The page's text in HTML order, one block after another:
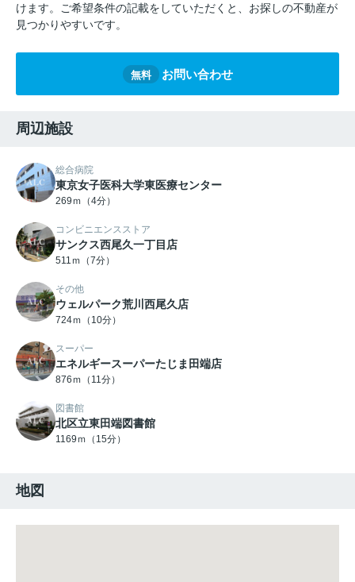
けます。ご希望条件の記載をしていただくと、お探しの不動産が
見つかりやすいです。
無料 お問い合わせ
周辺施設
総合病院
東京女子医科大学東医療センター
269ｍ（4分）
コンビニエンスストア
サンクス西尾久一丁目店
511ｍ（7分）
その他
ウェルパーク荒川西尾久店
724ｍ（10分）
スーパー
エネルギースーパーたじま田端店
876ｍ（11分）
図書館
北区立東田端図書館
1169ｍ（15分）
地図